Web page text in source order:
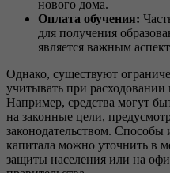
нового дома.
Оплата обучения:
для получения
является важным
Однако, существуют
учитывать при расходовании
Например, средства могут
на законные цели,
законодательством. Способы
капитала можно уточнить в
защиты населения или на